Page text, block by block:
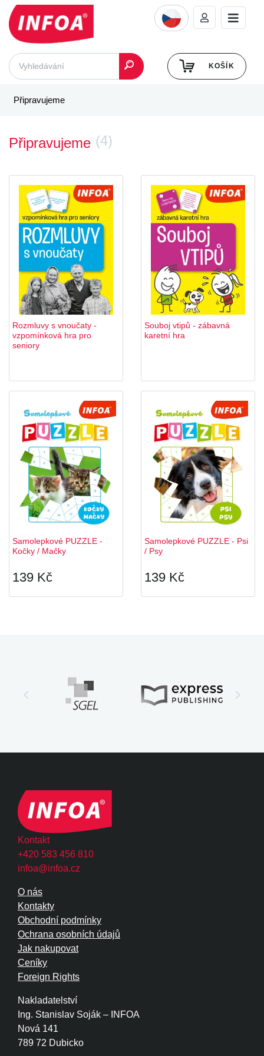
KOŠÍK
Připravujeme
Připravujeme (4)
Rozmluvy s vnoučaty -
vzpomínková hra pro
seniory
Souboj vtipů - zábavná
karetní hra
Samolepkové PUZZLE -
Kočky / Mačky
139 Kč
Samolepkové PUZZLE - Psi
/ Psy
139 Kč
Kontakt
+420 583 456 810
infoa@infoa.cz
Nakladatelství
Ing. Stanislav Soják – INFOA
Nová 141
789 72 Dubicko
O nás
Kontakty
Obchodní podmínky
Ochrana osobních údajů
Jak nakupovat
Ceníky
Foreign Rights